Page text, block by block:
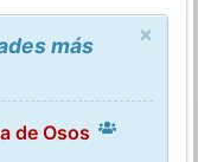
×
más
de Osos